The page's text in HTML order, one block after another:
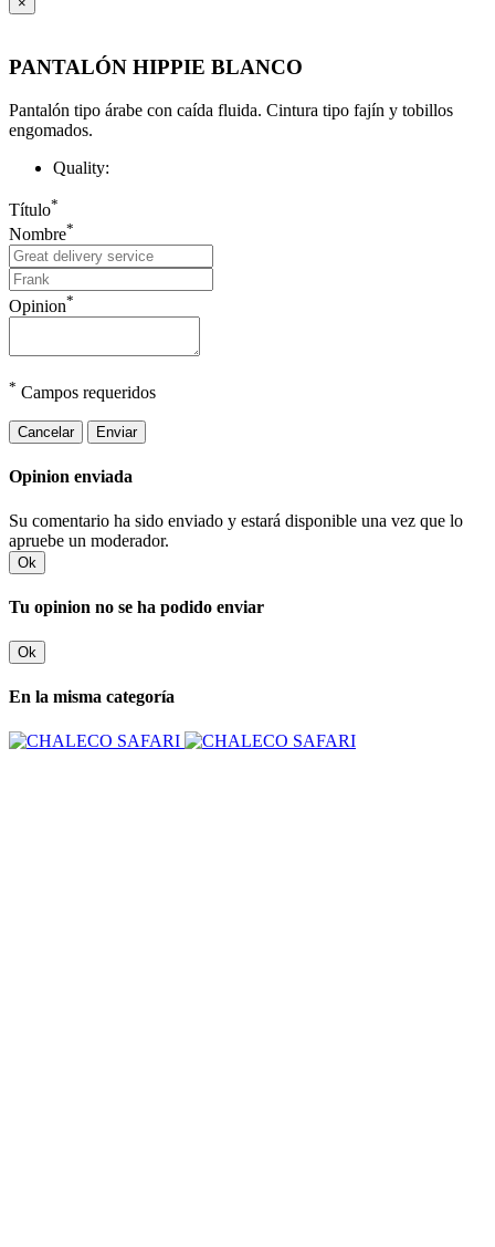
PANTALÓN HIPPIE BLANCO
Pantalón tipo árabe con caída fluida. Cintura tipo fajín y tobillos
engomados.
Quality:
Título*
Nombre*
Opinion*
* Campos requeridos
Cancelar Enviar
Opinion enviada
Su comentario ha sido enviado y estará disponible una vez que lo
apruebe un moderador.
Ok
Tu opinion no se ha podido enviar
Ok
En la misma categoría